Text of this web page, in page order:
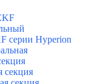
серии Hyperion
секция